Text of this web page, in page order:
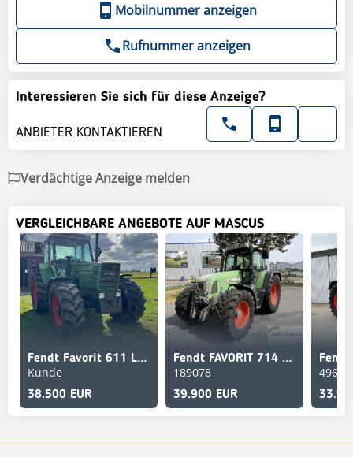
Mobilnummer anzeigen
Rufnummer anzeigen
Interessieren Sie sich für diese Anzeige?
ANBIETER KONTAKTIEREN
Verdächtige Anzeige melden
VERGLEICHBARE ANGEBOTE AUF MASCUS
Fendt Favorit 611 LSA
Kunde
38.500 EUR
Fendt FAVORIT 714 VARIO
189078
39.900 EUR